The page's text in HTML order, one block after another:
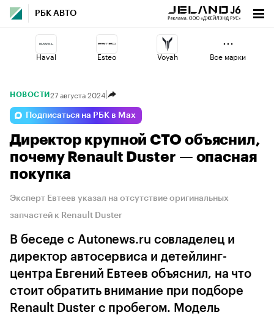
РБК АВТО
Haval Esteo Voyah
Omoda Geely
Lada Volga Changan
Все марки
НОВОСТИ 27 августа 2024
Подписаться на РБК в Max
Директор крупной СТО объяснил,
почему Renault Duster — опасная
покупка
Эксперт Евтеев указал на отсутствие оригинальных
запчастей к Renault Duster
В беседе с Autonews.ru совладелец и
директор автосервиса и детейлинг-
центра Евгений Евтеев объяснил, на что
стоит обратить внимание при подборе
Renault Duster с пробегом. Модель